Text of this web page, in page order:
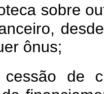
sobre
ônus;
de